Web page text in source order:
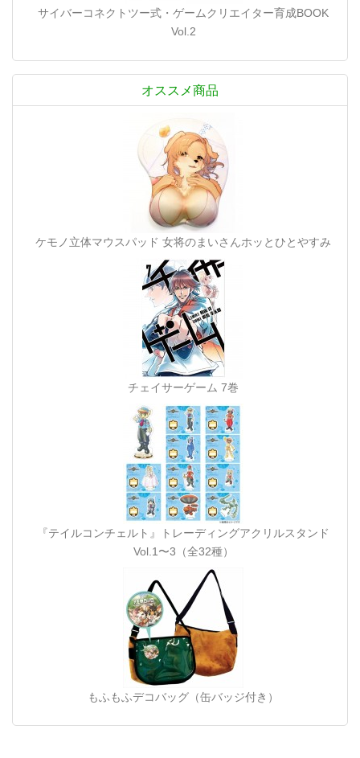
サイバーコネクトツー式・ゲームクリエイター育成BOOK
Vol.2
オススメ商品
ケモノ立体マウスパッド 女将のまいさんホッとひとやすみ
チェイサーゲーム 7巻
『テイルコンチェルト』トレーディングアクリルスタンド
Vol.1〜3（全32種）
もふもふデコバッグ（缶バッジ付き）